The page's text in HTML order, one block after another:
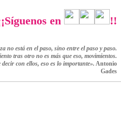
en !!
no está en el paso, sino entre el paso y paso.
tras otro no es más que eso, movimientos.
decir con ellos, eso es lo importante». Antonio
Gades